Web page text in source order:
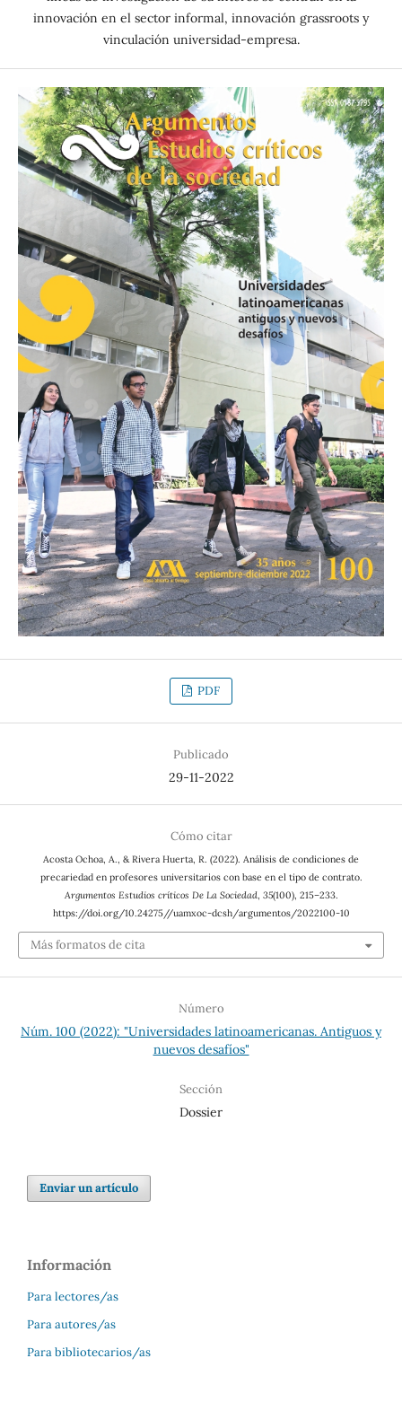
innovación en el sector informal, innovación grassroots y
vinculación universidad-empresa.
PDF
Publicado
29-11-2022
Cómo citar
Acosta Ochoa, A., & Rivera Huerta, R. (2022). Análisis de condiciones de
precariedad en profesores universitarios con base en el tipo de contrato.
Argumentos Estudios críticos De La Sociedad, 35(100), 215–233.
https://doi.org/10.24275//uamxoc-dcsh/argumentos/2022100-10
Más formatos de cita
Número
Núm. 100 (2022): "Universidades latinoamericanas. Antiguos y
nuevos desafíos"
Sección
Dossier
Enviar un artículo
Información
Para lectores/as
Para autores/as
Para bibliotecarios/as